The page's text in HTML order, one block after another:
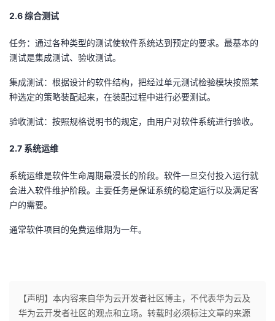
2.6 综合测试
任务：通过各种类型的测试使软件系统达到预定的要求。最基本的
测试是集成测试、验收测试。
集成测试：根据设计的软件结构，把经过单元测试检验模块按照某
种选定的策略装配起来，在装配过程中进行必要测试。
验收测试：按照规格说明书的规定，由用户对软件系统进行验收。
2.7 系统运维
系统运维是软件生命周期最漫长的阶段。软件一旦交付投入运行就
会进入软件维护阶段。主要任务是保证系统的稳定运行以及满足客
户的需要。
通常软件项目的免费运维期为一年。
【声明】本内容来自华为云开发者社区博主，不代表华为云及
华为云开发者社区的观点和立场。转载时必须标注文章的来源